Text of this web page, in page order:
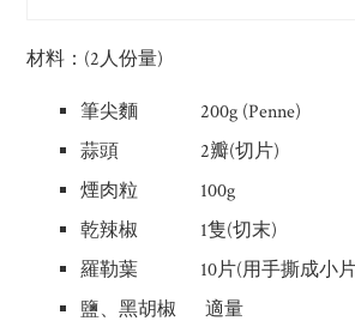
材料：(2人份量)
筆尖麵 200g (Penne)
蒜頭 2瓣(切片)
煙肉粒 100g
乾辣椒 1隻(切末)
羅勒葉 10片(用手撕成小
鹽、黑胡椒 適量